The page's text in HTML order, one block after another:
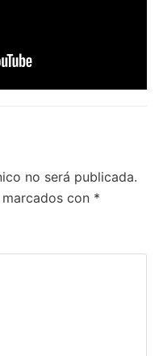
no será publicada.
con *